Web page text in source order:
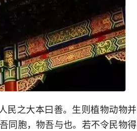
民之大本曰善。生则植物动物并
同胞，物吾与也。若不令民物得